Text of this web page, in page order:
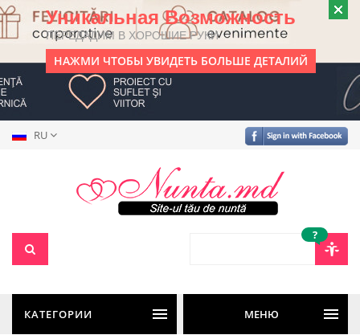
Уникальная Возможность
ПЕРЕДАДИМ В ХОРОШИЕ РУКИ
НАЖМИ ЧТОБЫ УВИДЕТЬ БОЛЬШЕ ДЕТАЛИЙ
RU
?
КАТЕГОРИИ МЕНЮ